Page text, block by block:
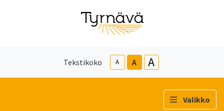
Tekstikoko A A A
Valikko